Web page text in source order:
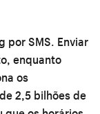
por SMS. Enviar
enquanto
os
2,5 bilhões de